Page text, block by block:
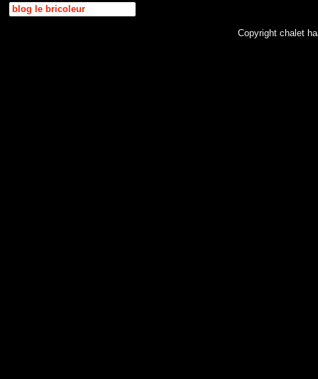
blog le bricoleur
Copyright chalet